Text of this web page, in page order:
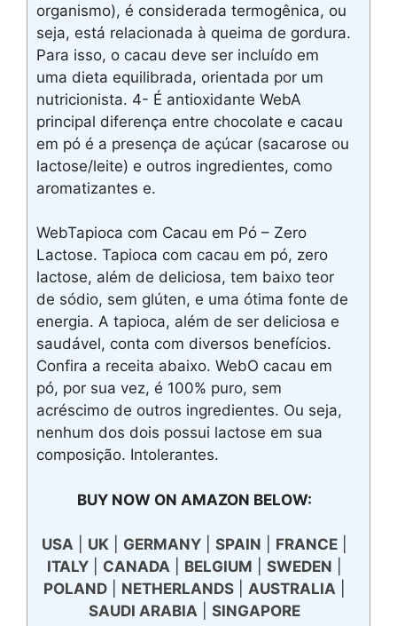
organismo), é considerada termogênica, ou
seja, está relacionada à queima de gordura.
Para isso, o cacau deve ser incluído em
uma dieta equilibrada, orientada por um
nutricionista. 4- É antioxidante WebA
principal diferença entre chocolate e cacau
em pó é a presença de açúcar (sacarose ou
lactose/leite) e outros ingredientes, como
aromatizantes e.
WebTapioca com Cacau em Pó – Zero
Lactose. Tapioca com cacau em pó, zero
lactose, além de deliciosa, tem baixo teor
de sódio, sem glúten, e uma ótima fonte de
energia. A tapioca, além de ser deliciosa e
saudável, conta com diversos benefícios.
Confira a receita abaixo. WebO cacau em
pó, por sua vez, é 100% puro, sem
acréscimo de outros ingredientes. Ou seja,
nenhum dos dois possui lactose em sua
composição. Intolerantes.
BUY NOW ON AMAZON BELOW:
USA UK GERMANY| SPAIN FRANCE|
ITALY| CANADA BELGIUM SWEDEN
POLAND| NETHERLANDS| AUSTRALIA
SAUDI ARABIA
SINGAPORE